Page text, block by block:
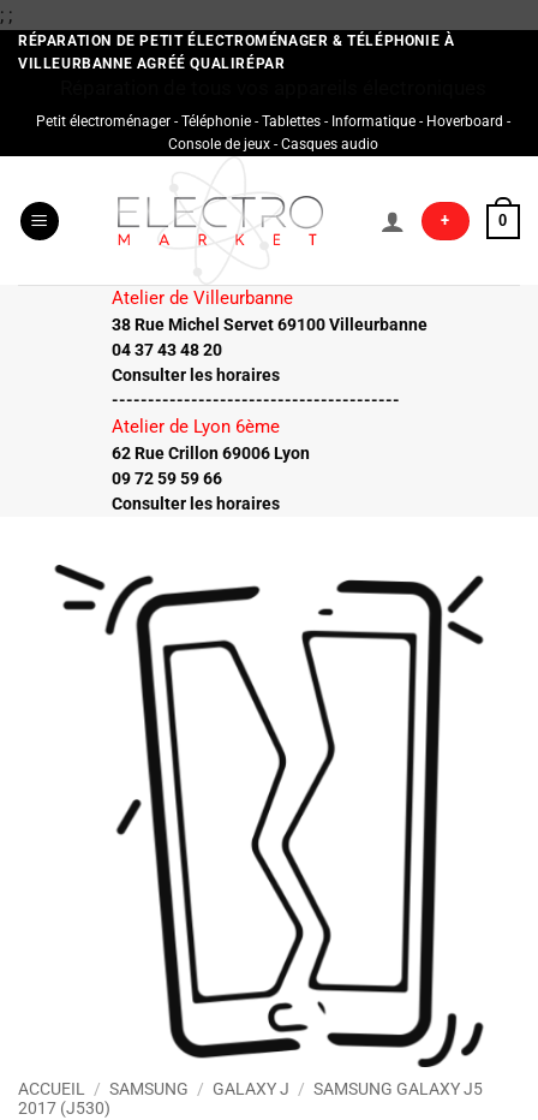
; ;Passer
au
contenu
RÉPARATION DE PETIT ÉLECTROMÉNAGER & TÉLÉPHONIE À
VILLEURBANNE AGRÉÉ QUALIRÉPAR
Petit électroménager - Téléphonie - Tablettes - Informatique - Hoverboard -
Console de jeux - Casques audio
+ 0
Atelier de Villeurbanne
38 Rue Michel Servet 69100 Villeurbanne
04 37 43 48 20
Consulter les horaires
----------------------------------------
Atelier de Lyon 6ème
62 Rue Crillon 69006 Lyon
09 72 59 59 66
Consulter les horaires
ACCUEIL / SAMSUNG / GALAXY J / SAMSUNG GALAXY J5
2017 (J530)